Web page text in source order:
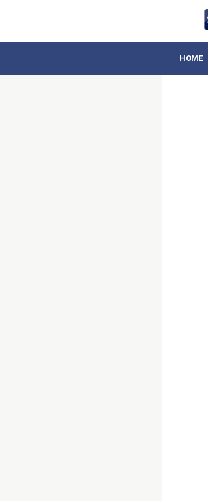
HOME